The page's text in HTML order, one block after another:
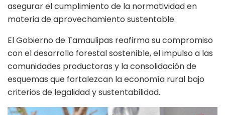
asegurar el cumplimiento de la normatividad en
materia de aprovechamiento sustentable.
El Gobierno de Tamaulipas reafirma su compromiso
con el desarrollo forestal sostenible, el impulso a las
comunidades productoras y la consolidación de
esquemas que fortalezcan la economía rural bajo
criterios de legalidad y sustentabilidad.